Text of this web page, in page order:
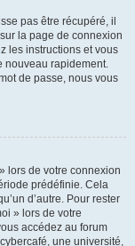
pas être récupéré, il
la page de connexion
les instructions et vous
nouveau rapidement.
de passe, nous vous
lors de votre connexion
prédéfinie. Cela
d’autre. Pour rester
» lors de votre
accédez au forum
une université,